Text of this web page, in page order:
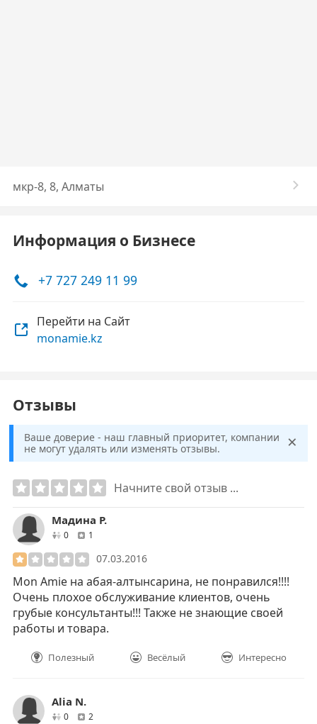
мкр-8, 8, Алматы
Информация о Бизнесе
+7 727 249 11 99
Перейти на Сайт
monamie.kz
Отзывы
Ваше доверие - наш главный приоритет, компании
не могут удалять или изменять отзывы.
×
Начните свой отзыв ...
Мадина Р.
0друзей1
07.03.2016
Mon Amie на абая-алтынсарина, не понравился!!!!
Очень плохое обслуживание клиентов, очень
грубые консультанты!!! Также не знающие своей
работы и товара.
Полезный Весёлый Интересно
Alia N.
0друзей
2